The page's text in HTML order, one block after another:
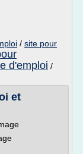
/ site pour
d'emploi /
et